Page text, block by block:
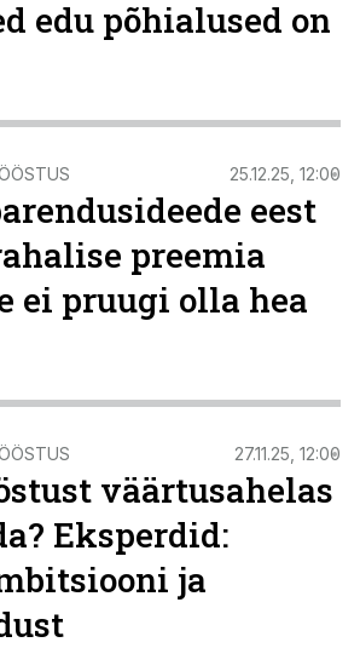
edu põhialused on
25.12.25, 12:00
eest
preemia
ei pruugi olla hea
27.11.25, 12:00
väärtusahelas
Eksperdid:
ja